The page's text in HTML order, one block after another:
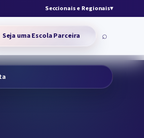
Seccionais e Regionais▾
Seja uma Escola Parceira ⌕